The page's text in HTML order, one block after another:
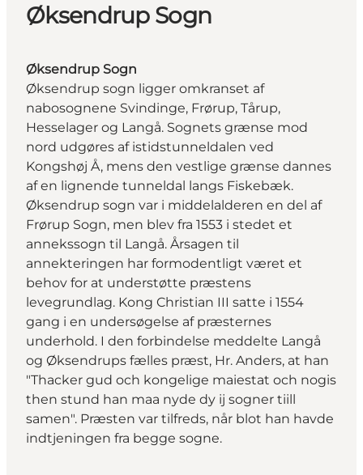
Øksendrup Sogn
Øksendrup Sogn
Øksendrup sogn ligger omkranset af
nabosognene Svindinge, Frørup, Tårup,
Hesselager og Langå. Sognets grænse mod
nord udgøres af istidstunneldalen ved
Kongshøj Å, mens den vestlige grænse dannes
af en lignende tunneldal langs Fiskebæk.
Øksendrup sogn var i middelalderen en del af
Frørup Sogn, men blev fra 1553 i stedet et
annekssogn til Langå. Årsagen til
annekteringen har formodentligt været et
behov for at understøtte præstens
levegrundlag. Kong Christian III satte i 1554
gang i en undersøgelse af præsternes
underhold. I den forbindelse meddelte Langå
og Øksendrups fælles præst, Hr. Anders, at han
"Thacker gud och kongelige maiestat och nogis
then stund han maa nyde dy ij sogner tiill
samen". Præsten var tilfreds, når blot han havde
indtjeningen fra begge sogne.